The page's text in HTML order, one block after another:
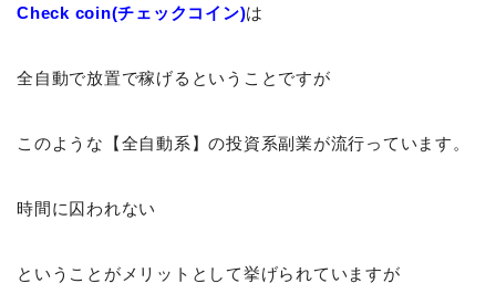
Check coin(チェックコイン)は
全自動で放置で稼げるということですが
このような【全自動系】の投資系副業が流行っています。
時間に囚われない
ということがメリットとして挙げられていますが